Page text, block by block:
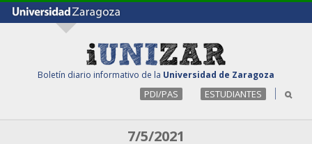
Boletín diario informativo de la Universidad de Zaragoza
PDI/PAS ESTUDIANTES
7/5/2021